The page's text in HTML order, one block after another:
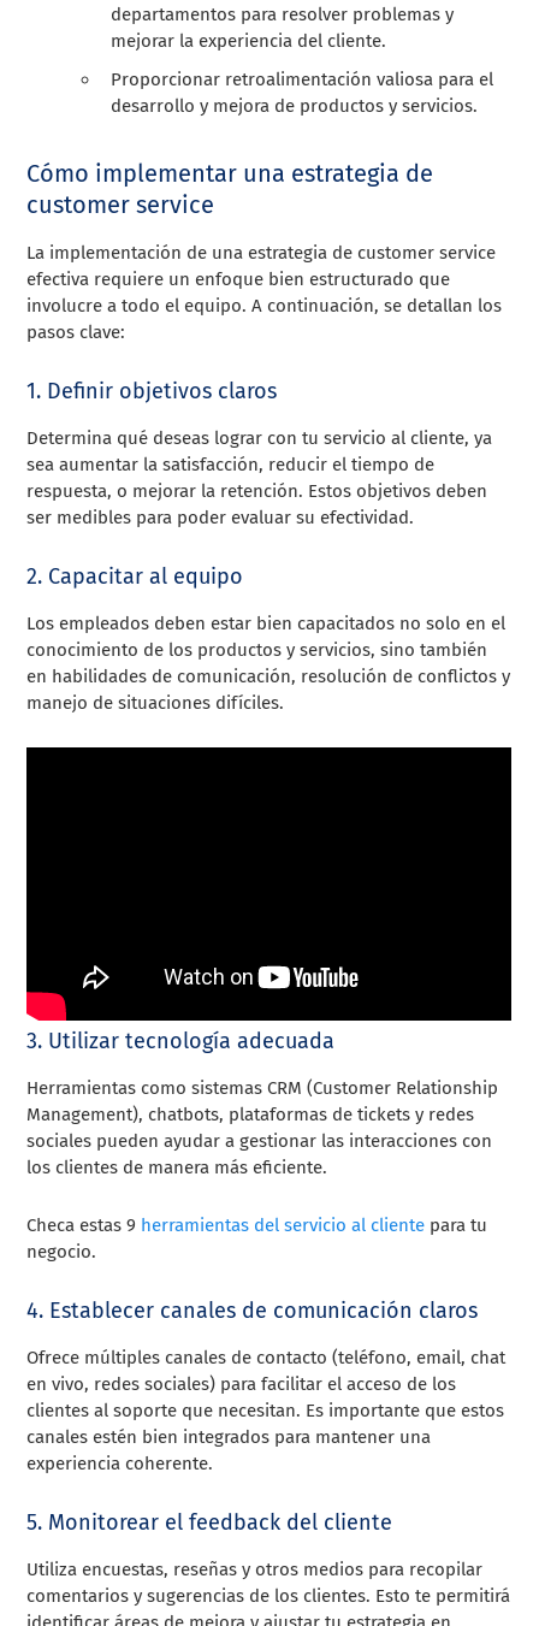
departamentos para resolver problemas y
mejorar la experiencia del cliente.
Proporcionar retroalimentación valiosa para el
desarrollo y mejora de productos y servicios.
Cómo implementar una estrategia de
customer service
La implementación de una estrategia de customer service
efectiva requiere un enfoque bien estructurado que
involucre a todo el equipo. A continuación, se detallan los
pasos clave:
1. Definir objetivos claros
Determina qué deseas lograr con tu servicio al cliente, ya
sea aumentar la satisfacción, reducir el tiempo de
respuesta, o mejorar la retención. Estos objetivos deben
ser medibles para poder evaluar su efectividad.
2. Capacitar al equipo
Los empleados deben estar bien capacitados no solo en el
conocimiento de los productos y servicios, sino también
en habilidades de comunicación, resolución de conflictos y
manejo de situaciones difíciles.
3. Utilizar tecnología adecuada
Herramientas como sistemas CRM (Customer Relationship
Management), chatbots, plataformas de tickets y redes
sociales pueden ayudar a gestionar las interacciones con
los clientes de manera más eficiente.
Checa estas 9 herramientas del servicio al cliente para tu
negocio.
4. Establecer canales de comunicación claros
Ofrece múltiples canales de contacto (teléfono, email, chat
en vivo, redes sociales) para facilitar el acceso de los
clientes al soporte que necesitan. Es importante que estos
canales estén bien integrados para mantener una
experiencia coherente.
5. Monitorear el feedback del cliente
Utiliza encuestas, reseñas y otros medios para recopilar
comentarios y sugerencias de los clientes. Esto te permitirá